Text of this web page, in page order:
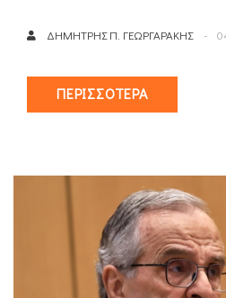
ΔΗΜΉΤΡΗΣ Π. ΓΕΩΡΓΆΡΑΚΗΣ
ΠΕΡΙΣΣΌΤΕΡΑ